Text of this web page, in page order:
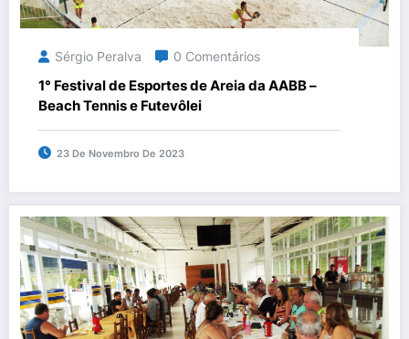
Sérgio Peralva 0 Comentários
1° Festival de Esportes de Areia da AABB –
Beach Tennis e Futevôlei
23 De Novembro De 2023